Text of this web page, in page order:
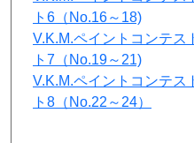
ト6（No.16～18)
V.K.M.ペイントコンテ
ト7（No.19～21)
V.K.M.ペイントコンテ
ト8（No.22～24）